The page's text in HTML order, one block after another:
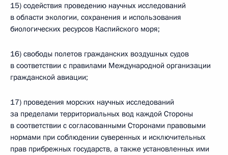
15) содействия проведению научных исследований
в области экологии, сохранения и использования
биологических ресурсов Каспийского моря;
16) свободы полетов гражданских воздушных судов
в соответствии с правилами Международной организации
гражданской авиации;
17) проведения морских научных исследований
за пределами территориальных вод каждой Стороны
в соответствии с согласованными Сторонами правовыми
нормами при соблюдении суверенных и исключительных
прав прибрежных государств, а также установленных ими